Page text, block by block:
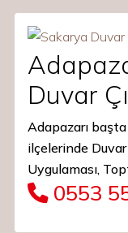
Duvar
Adapazarı
ilçelerinde
Uygulaması,
0553